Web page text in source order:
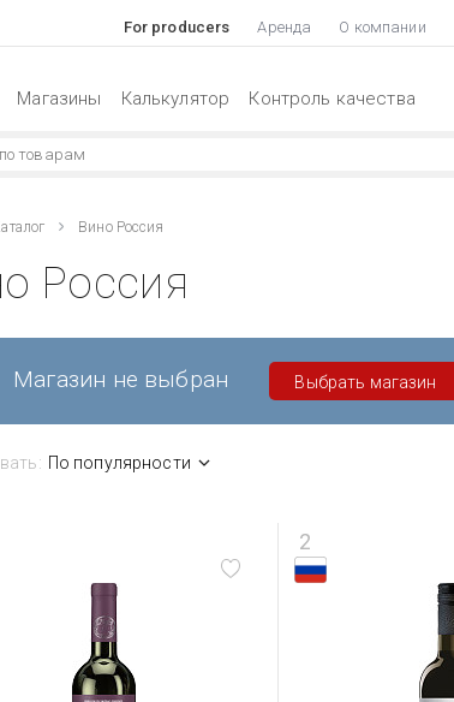
For producers Аренда О компании
Магазины Калькулятор Контроль качества
Вино Россия
Россия
Магазин не выбран Выбрать магазин
По популярности
2